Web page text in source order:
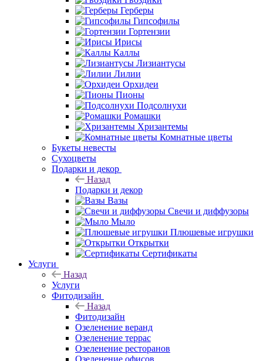
Герберы
Гипсофилы
Гортензии
Ирисы
Каллы
Лизиантусы
Лилии
Орхидеи
Пионы
Подсолнухи
Ромашки
Хризантемы
Комнатные цветы
Букеты невесты
Сухоцветы
Подарки и декор
Назад
Подарки и декор
Вазы
Свечи и диффузоры
Мыло
Плюшевые игрушки
Открытки
Сертификаты
Услуги
Назад
Услуги
Фитодизайн
Назад
Фитодизайн
Озеленение веранд
Озеленение террас
Озеленение ресторанов
Озеленение офисов